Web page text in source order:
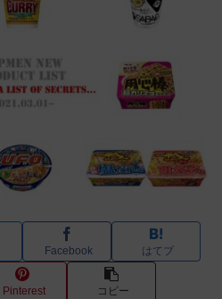
Facebook はてブ
Pinterest コピー